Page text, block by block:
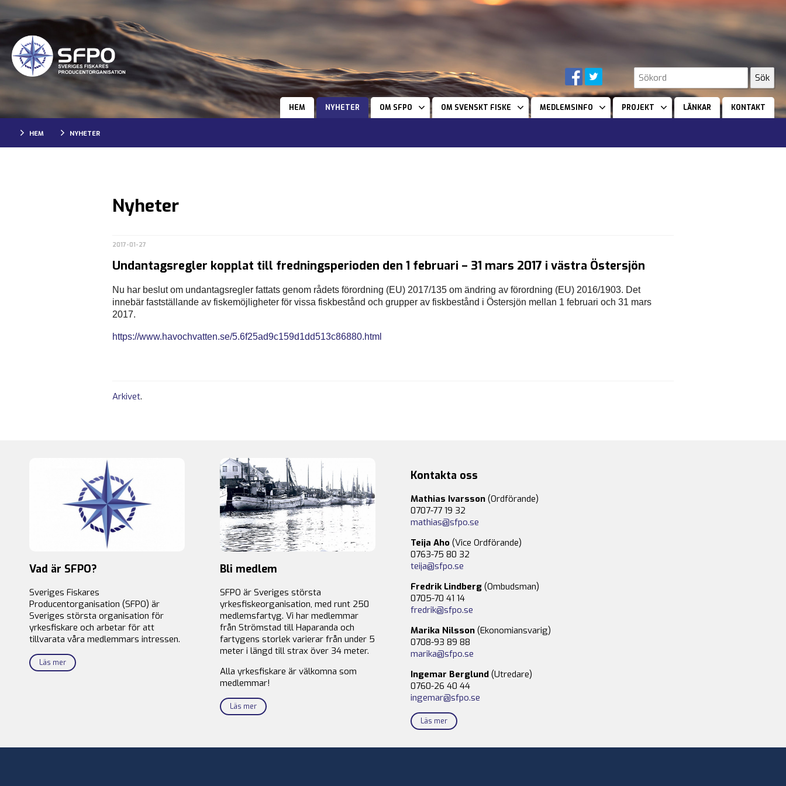
HEM NYHETER OM SFPO OM SVENSKT FISKE MEDLEMSINFO PROJEKT LÄNKAR KONTAKT
HEM NYHETER
Nyheter
2017-01-27
Undantagsregler kopplat till fredningsperioden den 1 februari – 31 mars 2017 i västra Östersjön
Nu har beslut om undantagsregler fattats genom rådets förordning (EU) 2017/135 om ändring av förordning (EU) 2016/1903. Det
innebär fastställande av fiskemöjligheter för vissa fiskbestånd och grupper av fiskbestånd i Östersjön mellan 1 februari och 31 mars
2017.
https://www.havochvatten.se/5.6f25ad9c159d1dd513c86880.html
Arkivet.
Vad är SFPO?
Sveriges Fiskares
Producentorganisation (SFPO) är
Sveriges största organisation för
yrkesfiskare och arbetar för att
tillvarata våra medlemmars intressen.
Läs mer
Bli medlem
SFPO är Sveriges största
yrkesfiskeorganisation, med runt 250
medlemsfartyg. Vi har medlemmar
från Strömstad till Haparanda och
fartygens storlek varierar från under 5
meter i längd till strax över 34 meter.
Alla yrkesfiskare är välkomna som
medlemmar!
Läs mer
Kontakta oss
Mathias Ivarsson (Ordförande)
0707-77 19 32
mathias@sfpo.se
Teija Aho (Vice Ordförande)
0763-75 80 32
teija@sfpo.se
Fredrik Lindberg (Ombudsman)
0705-70 41 14
fredrik@sfpo.se
Marika Nilsson (Ekonomiansvarig)
0708-93 89 88
marika@sfpo.se
Ingemar Berglund (Utredare)
0760-26 40 44
ingemar@sfpo.se
Läs mer